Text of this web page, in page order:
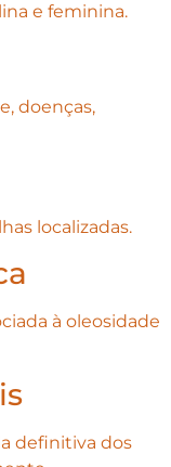
e feminina.
doenças,
localizadas.
à oleosidade
definitiva dos